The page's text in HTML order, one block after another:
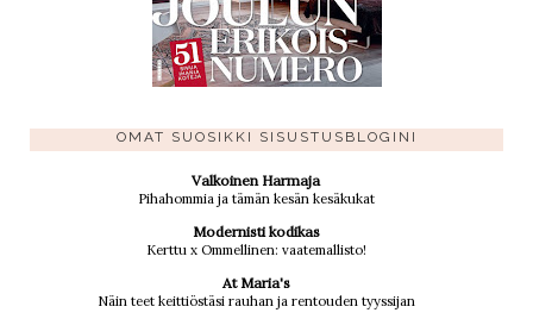
OMAT SUOSIKKI SISUSTUSBLOGINI
Valkoinen Harmaja
Pihahommia ja tämän kesän kesäkukat
Modernisti kodikas
Kerttu x Ommellinen: vaatemallisto!
At Maria's
Näin teet keittiöstäsi rauhan ja rentouden tyyssijan